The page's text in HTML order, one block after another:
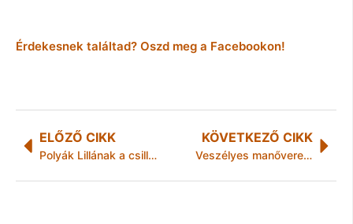
Érdekesnek találtad? Oszd meg a Facebookon!
ELŐZŐ CIKK
Polyák Lillának a csillagokat is lehozza szerelme
KÖVETKEZŐ CIKK
Veszélyes manővereket csinált, pedig jogosítványa sem volt